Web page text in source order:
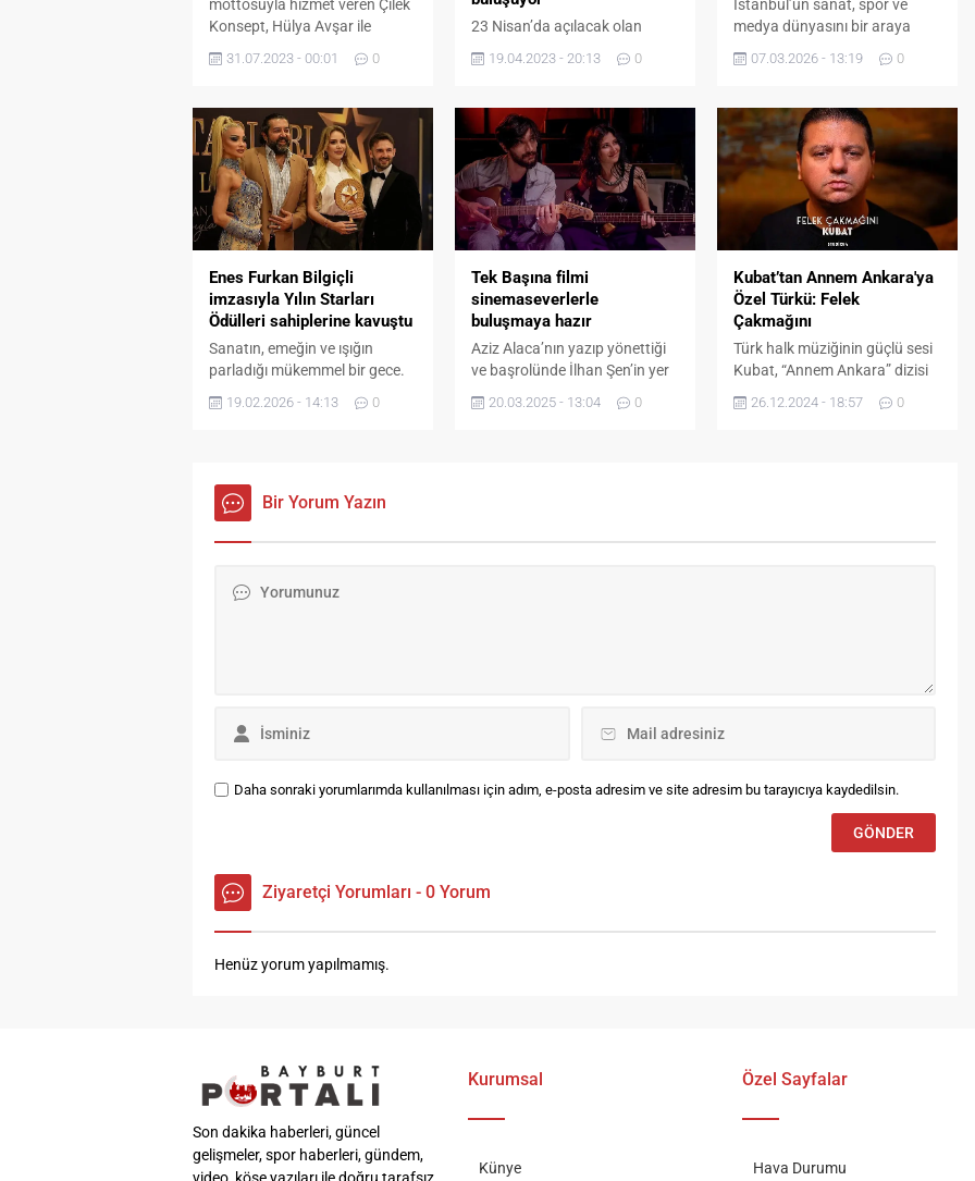
mottosuyla hizmet veren Çilek
Konsept, Hülya Avşar ile
sözleşmesini yeniledi.
31.07.2023 - 00:01 0
23 Nisan’da açılacak olan
Kırmız Çatı Çocuk Destek
Merkezi, çocukların keyifli
afetle birlikte yaşadıkları
travmaların etkisini bir nebze
azaltmayı hedefliyor.
19.04.2023 - 20:13 0
İstanbul’un sanat, spor ve
medya dünyasını bir araya
getiren Burak Akan Medya
Geleneksel İftar Daveti, bu yıl
Ünlü yönetmen Burak Akan
tarafından her yıl düzenlenen
iftar daveti, İstanbul Ataköy’de
bulunan Romu Ristorante’de
gerçekleştirildi. Damla
Dadgar’ın ev sahipliğinde
gerçekleşen davet, samimi
atmosferi ve özenle hazırlanan
iftar menüsüyle...
07.03.2026 - 13:19 0
Enes Furkan Bilgiçli
imzasıyla Yılın Starları
Ödülleri sahiplerine kavuştu
Sanatın, emeğin ve ışığın
parladığı mükemmel bir gece.
Türkiye’nin en dikkat çekici ödül
törenlerinden biri olan 19.Yılın
mekânlarından The Green Park
Pendik Convention Center –
Leila Cabaret Sahnesi’nde
zerafetiyle büyük beğeni
19.02.2026 - 14:13 0
Tek Başına filmi
sinemaseverlerle
buluşmaya hazır
Aziz Alaca’nın yazıp yönettiği
ve başrolünde İlhan Şen’in yer
aldığı Tek Başına, bar
müzisyeni Tamer’in, kendi
Teaseri Yayınlandı! Tek Başına
20.03.2025 - 13:04 0
Kubat’tan Annem Ankara'ya
Özel Türkü: Felek
Çakmağını
Türk halk müziğinin güçlü sesi
Kubat, “Annem Ankara” dizisi
için hazırladığı “Felek
Çakmağını” türküsüyle
klibiyle türkü, büyük beğeni
26.12.2024 - 18:57 0
Bir Yorum Yazın
Daha sonraki yorumlarımda kullanılması için adım, e-posta adresim ve site adresim bu tarayıcıya kaydedilsin.
Ziyaretçi Yorumları - 0 Yorum
Henüz yorum yapılmamış.
Son dakika haberleri, güncel
gelişmeler, spor haberleri, gündem,
Kurumsal
Künye
Özel Sayfalar
Hava Durumu